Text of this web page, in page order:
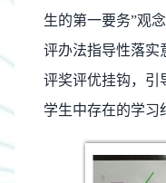
生的第一要务”观
评办法指导性落实
评奖评优挂钩，引
学生中存在的学习